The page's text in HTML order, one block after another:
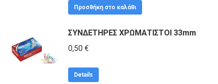
Προσθήκη στο καλάθι
ΣΥΝΔΕΤΗΡΕΣ ΧΡΩΜΑΤΙΣΤΟΙ 33mm
0,50 €
Details